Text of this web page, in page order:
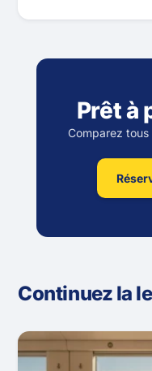
Prêt à
Comparez
Continuez la